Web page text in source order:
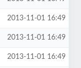
2013-11-01 16:49
2013-11-01 16:49
2013-11-01 16:49